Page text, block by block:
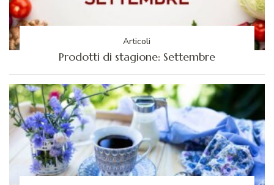
Articoli
Prodotti di stagione: Settembre